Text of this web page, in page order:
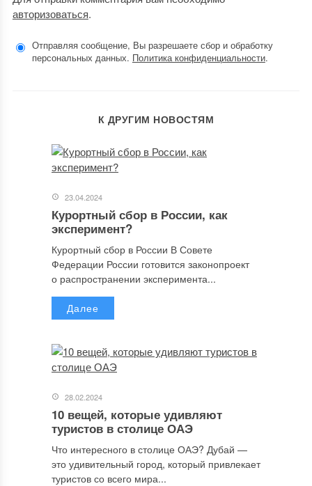
авторизоваться.
Отправляя сообщение, Вы разрешаете сбор и обработку
персональных данных. Политика конфиденциальности.
К ДРУГИМ НОВОСТЯМ
23.04.2024
Курортный сбор в России, как
эксперимент?
Курортный сбор в России В Совете
Федерации России готовится законопроект
о распространении эксперимента...
Далее
28.02.2024
10 вещей, которые удивляют
туристов в столице ОАЭ
Что интересного в столице ОАЭ? Дубай —
это удивительный город, который привлекает
туристов со всего мира...